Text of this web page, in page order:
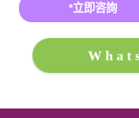
*立即咨詢